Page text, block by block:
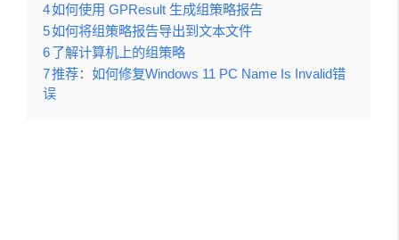
4如何使用 GPResult 生成组策略报告
5如何将组策略报告导出到文本文件
6了解计算机上的组策略
7推荐：如何修复Windows 11 PC Name Is Invalid错
误